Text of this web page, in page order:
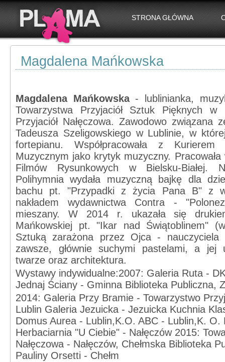
STRONA GŁÓWNA
Magdalena Mańkowska
Magdalena Mańkowska- lublinianka,
Towarzystwa Przyjaciół Sztuk Pięknych w
Przyjaciół Nałęczowa. Zawodowo związana
Tadeusza Szeligowskiego w Lublinie, w
fortepianu. Współpracowała z
Muzycznym jako krytyk muzyczny.
Filmów Rysunkowych w Bielsku-Białej.
Polihymnia wydała muzyczną bajkę dla
bachu pt. "Przypadki z życia Pana B" z
nakładem wydawnictwa Contra -
mieszany. W 2014 r. ukazała się
Mańkowskiej pt. "Ikar nad Świątoblinem"
Sztuką zarażona przez Ojca -
zawsze, głównie suchymi pastelami, a jej
twarze oraz architektura.
Wystawy indywidualne:2007: Galeria Ruta -
Jednaj Ściany - Gminna Biblioteka Publiczna,
2014: Galeria Przy Bramie - Towarzystwo
Lublin Galeria Jezuicka - Jezuicka Kuchnia
Domus Aurea - Lublin,K.O. ABC - Lublin,K. O.
Herbaciarnia "U Ciebie" - Nałęczów 2015:
Nałęczowa - Nałęczów, Chełmska Biblioteka
Pauliny Orsetti - Chełm